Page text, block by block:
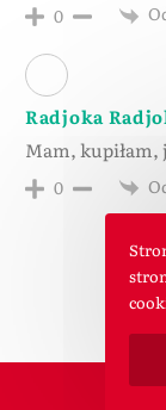
0
Radjoka
Mam, kupiłam,
0